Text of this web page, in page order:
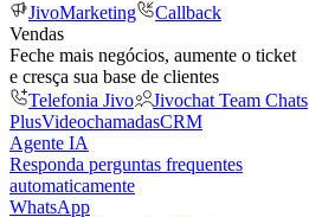
JivoMarketing
Callback
Vendas
Feche mais negócios, aumente o ticket
e cresça sua base de clientes
Telefonia Jivo
Jivochat Team Chats
PlusVideochamadasCRM
Agente IA
Responda perguntas frequentes
automaticamente
WhatsApp